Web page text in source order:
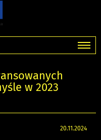
w 2023
20.11.2024